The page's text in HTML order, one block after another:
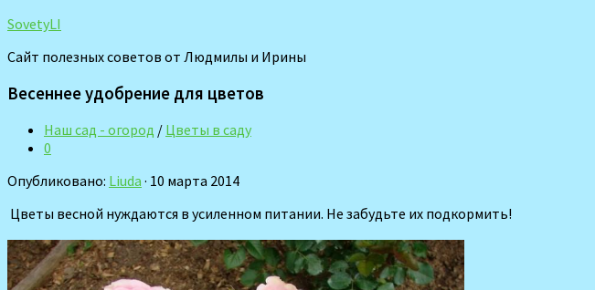
SovetyLI
Сайт полезных советов от Людмилы и Ирины
Весеннее удобрение для цветов
Наш сад - огород / Цветы в саду
0
Опубликовано: Liuda · 10 марта 2014
Цветы весной нуждаются в усиленном питании. Не забудьте их подкормить!